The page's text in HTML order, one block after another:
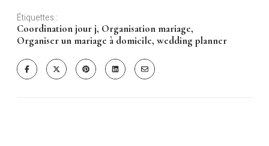
Étiquettes :
Coordination jour j, Organisation mariage,
Organiser un mariage à domicile, wedding planner